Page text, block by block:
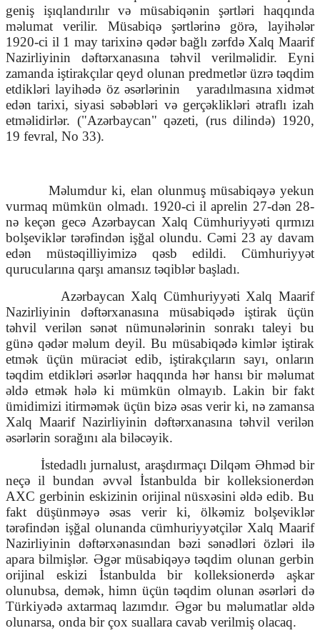
geniş işıqlandırılır və müsabiqənin şərtləri haqqında
məlumat verilir. Müsabiqə şərtlərinə görə, layihələr
1920-ci il 1 may tarixinə qədər bağlı zərfdə Xalq Maarif
Nazirliyinin dəftərxanasına təhvil verilməlidir. Eyni
zamanda iştirakçılar qeyd olunan predmetlər üzrə təqdim
etdikləri layihədə öz əsərlərinin
yaradılmasına xidmət
edən tarixi, siyasi səbəbləri və gerçəklikləri ətraflı izah
etməlidirlər. ("Azərbaycan" qəzeti, (rus dilində) 1920,
19 fevral, No 33).
Məlumdur ki, elan olunmuş müsabiqəyə yekun
vurmaq mümkün olmadı. 1920-ci il aprelin 27-dən 28-
nə keçən gecə Azərbaycan Xalq Cümhuriyyəti qırmızı
bolşeviklər tərəfindən işğal olundu. Cəmi 23 ay davam
edən müstəqilliyimizə qəsb edildi. Cümhuriyyət
qurucularına qarşı amansız təqiblər başladı.
Azərbaycan Xalq Cümhuriyyəti Xalq Maarif
Nazirliyinin dəftərxanasına müsabiqədə iştirak üçün
təhvil verilən sənət nümunələrinin sonrakı taleyi bu
günə qədər məlum deyil. Bu müsabiqədə kimlər iştirak
etmək üçün müraciət edib, iştirakçıların sayı, onların
təqdim etdikləri əsərlər haqqında hər hansı bir məlumat
əldə etmək hələ ki mümkün olmayıb. Lakin bir fakt
ümidimizi itirməmək üçün bizə əsas verir ki, nə zamansa
Xalq Maarif Nazirliyinin dəftərxanasına təhvil verilən
əsərlərin sorağını ala biləcəyik.
İstedadlı jurnalust, araşdırmaçı Dilqəm Əhməd bir
neçə il bundan əvvəl İstanbulda bir kolleksionerdən
AXC gerbinin eskizinin orijinal nüsxəsini əldə edib. Bu
fakt düşünməyə əsas verir ki, ölkəmiz bolşeviklər
tərəfindən işğal olunanda cümhuriyyətçilər Xalq Maarif
Nazirliyinin dəftərxənasından bəzi sənədləri özləri ilə
apara bilmişlər. Əgər müsabiqəyə təqdim olunan gerbin
orijinal eskizi İstanbulda bir kolleksionerdə aşkar
olunubsa, demək, himn üçün təqdim olunan əsərləri də
Türkiyədə axtarmaq lazımdır. Əgər bu məlumatlar əldə
olunarsa, onda bir çox suallara cavab verilmiş olacaq.